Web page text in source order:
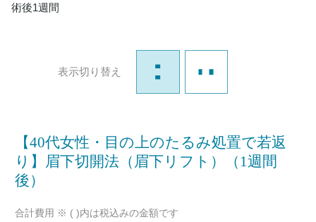
術後1週間
表示切り替え
【40代女性・目の上のたるみ処置で若返
り】眉下切開法（眉下リフト）（1週間
後）
合計費用 ※ ( )内は税込みの金額です